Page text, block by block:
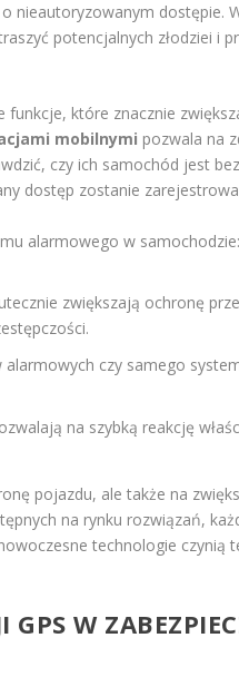
o nieautoryzowanym dostępie.
potencjalnych złodziei i
które znacznie
mobilnymi pozwala na
czy ich samochód jest
dostęp zostanie
alarmowego w samochodzie:
zwiększają ochronę
czy samego
na szybką reakcję
pojazdu, ale także na
na rynku rozwiązań,
technologie czynią
GPS W